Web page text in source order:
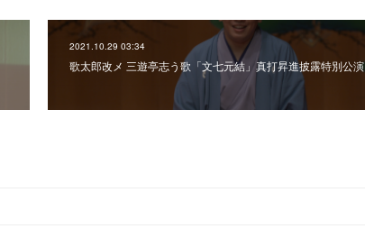
2021.10.29 03:34
歌太郎改メ 三遊亭志う歌「文七元結」真打昇進披露特別公演